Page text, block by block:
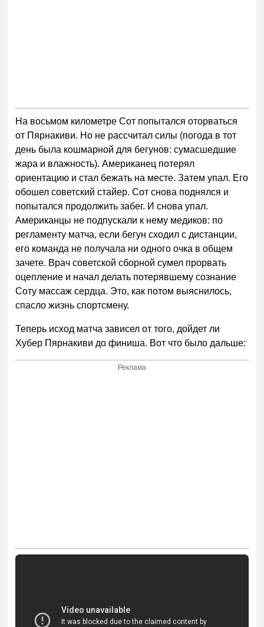
На восьмом километре Сот попытался оторваться
от Пярнакиви. Но не рассчитал силы (погода в тот
день была кошмарной для бегунов: сумасшедшие
жара и влажность). Американец потерял
ориентацию и стал бежать на месте. Затем упал. Его
обошел советский стайер. Сот снова поднялся и
попытался продолжить забег. И снова упал.
Американцы не подпускали к нему медиков: по
регламенту матча, если бегун сходил с дистанции,
его команда не получала ни одного очка в общем
зачете. Врач советской сборной сумел прорвать
оцепление и начал делать потерявшему сознание
Соту массаж сердца. Это, как потом выяснилось,
спасло жизнь спортсмену.
Теперь исход матча зависел от того, дойдет ли
Хубер Пярнакиви до финиша. Вот что было дальше:
Реклама